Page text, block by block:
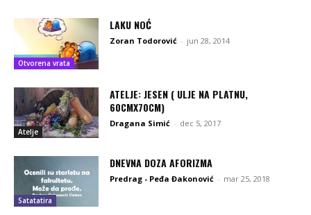
Otvorena vrata
LAKU NOĆ
Zoran Todorović - jun 28, 2014
Atelje
ATELJE: JESEN ( ULJE NA PLATNU,
60CMX70CM)
Dragana Simić - dec 5, 2017
Satatatira
DNEVNA DOZA AFORIZMA
Predrag - Peđa Đakonović - mar 25, 2018